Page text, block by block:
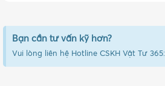
Bạn cần tư vấn kỹ hơn?
Vui lòng liên hệ Hotline CSKH Vật Tư 365: